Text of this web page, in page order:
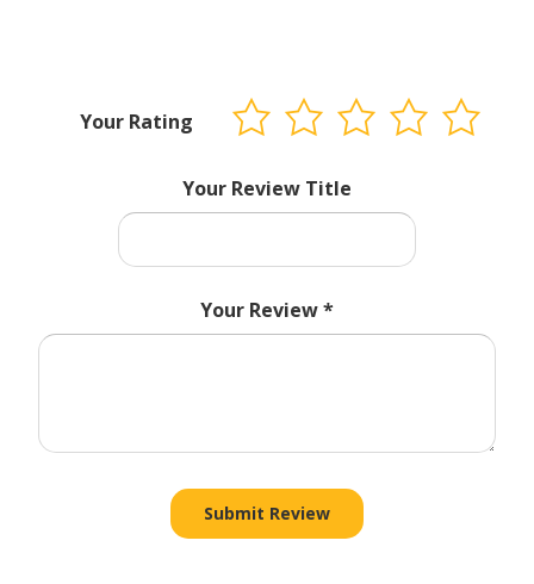
Your Rating
Your Review Title
Your Review*